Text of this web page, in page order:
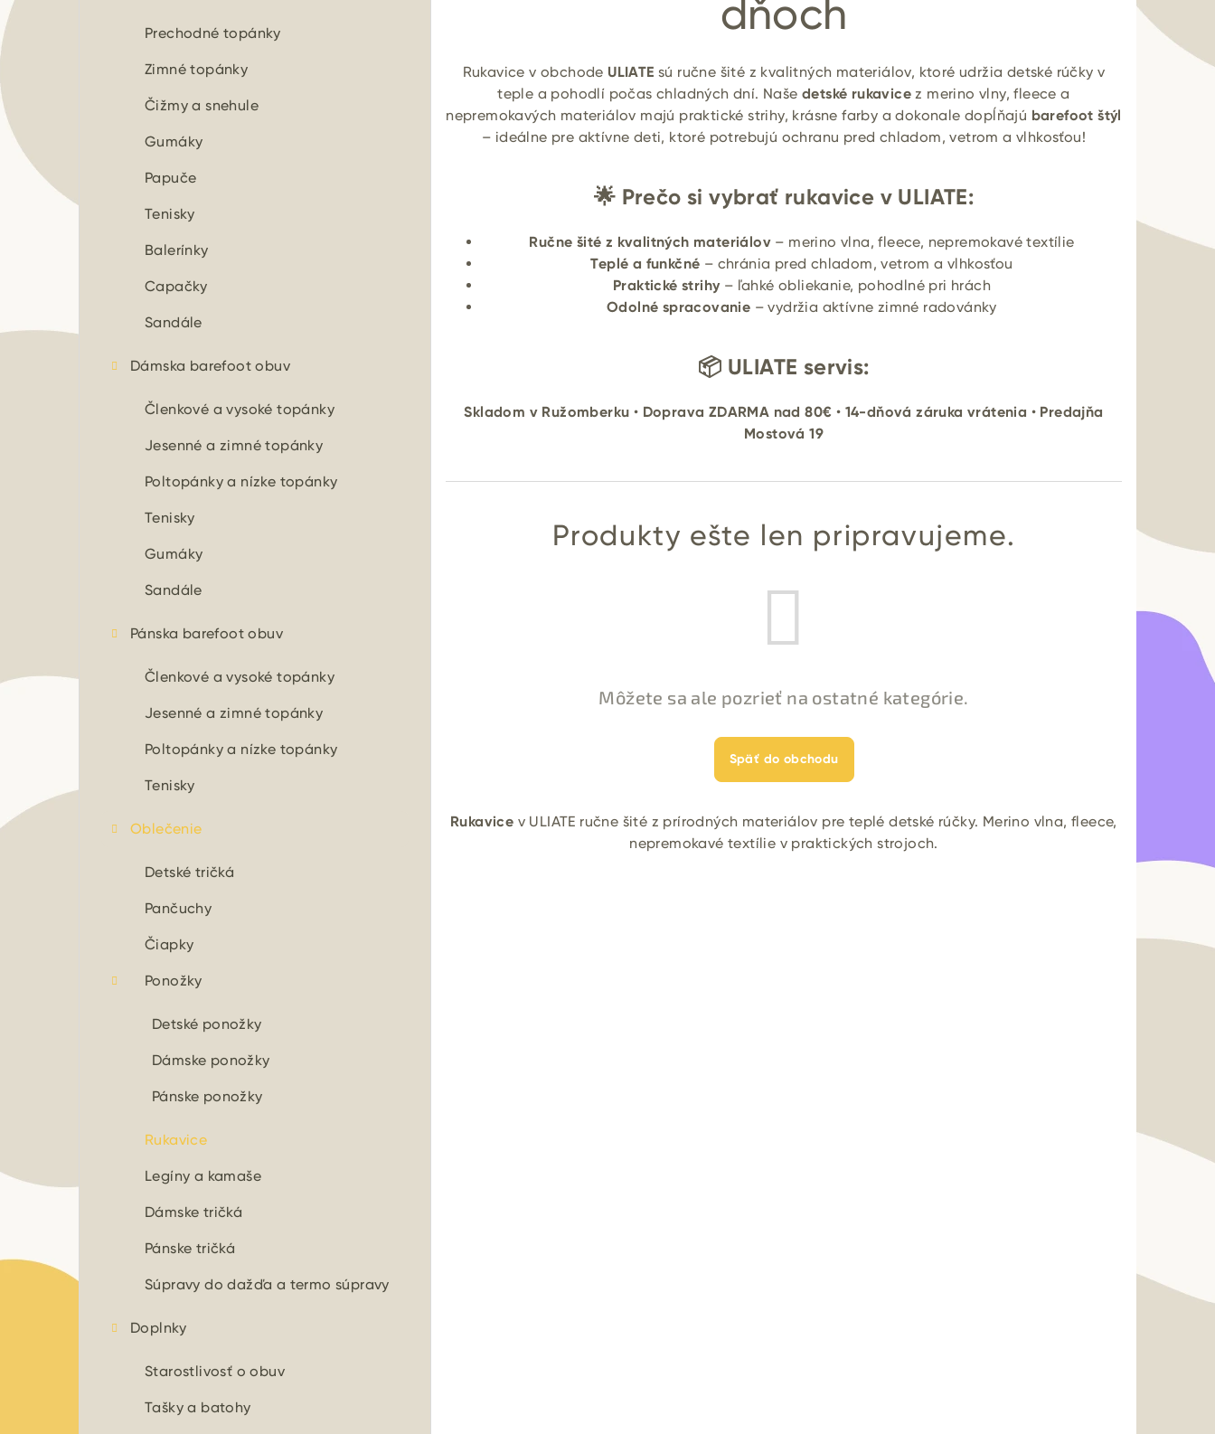
l
Prechodné topánky
Zimné topánky
Čižmy a snehule
Gumáky
Papuče
Tenisky
Balerínky
Capačky
Sandále
Dámska barefoot obuv
Členkové a vysoké topánky
Jesenné a zimné topánky
Poltopánky a nízke topánky
Tenisky
Gumáky
Sandále
Pánska barefoot obuv
Členkové a vysoké topánky
Jesenné a zimné topánky
Poltopánky a nízke topánky
Tenisky
Oblečenie
Detské tričká
Pančuchy
Čiapky
Ponožky
Detské ponožky
Dámske ponožky
Pánske ponožky
Rukavice
Legíny a kamaše
Dámske tričká
Pánske tričká
Súpravy do dažďa a termo súpravy
Doplnky
Starostlivosť o obuv
Tašky a batohy
dňoch
Rukavice v obchode ULIATE sú ručne šité z kvalitných materiálov, ktoré udržia detské rúčky v
teple a pohodlí počas chladných dní. Našedetské rukavice z merino vlny, fleece a
nepremokavých materiálov majú praktické strihy, krásne farby a dokonale dopĺňajú barefoot štýl
– ideálne pre aktívne deti, ktoré potrebujú ochranu pred chladom, vetrom a vlhkosťou!
🌟 Prečo si vybrať rukavice v ULIATE:
Ručne šité z kvalitných materiálov – merino vlna, fleece, nepremokavé textílie
Teplé a funkčné – chránia pred chladom, vetrom a vlhkosťou
Praktické strihy– ľahké obliekanie, pohodlné pri hrách
Odolné spracovanie – vydržia aktívne zimné radovánky
📦 ULIATE servis:
Skladom v Ružomberku • Doprava ZDARMA nad 80€ • 14-dňová záruka vrátenia • Predajňa
Mostová 19
Produkty ešte len pripravujeme.
Môžete sa ale pozrieť na ostatné kategórie.
Späť do obchodu
Rukavice v ULIATE ručne šité z prírodných materiálov pre teplé detské rúčky. Merino vlna, fleece,
nepremokavé textílie v praktických strojoch.